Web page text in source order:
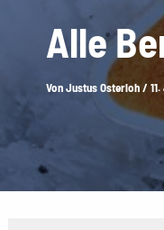
Alle
VonJustus Osterloh/